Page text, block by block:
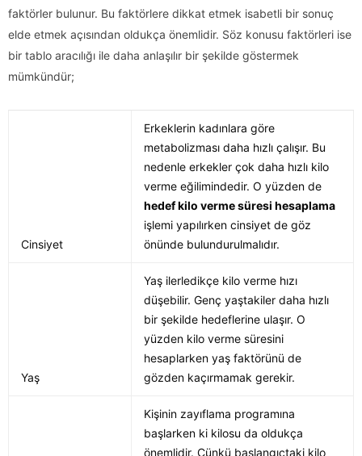
faktörler bulunur. Bu faktörlere dikkat etmek isabetli bir sonuç
elde etmek açısından oldukça önemlidir. Söz konusu faktörleri ise
bir tablo aracılığı ile daha anlaşılır bir şekilde göstermek
mümkündür;
Cinsiyet
Erkeklerin kadınlara göre
metabolizması daha hızlı çalışır. Bu
nedenle erkekler çok daha hızlı kilo
verme eğilimindedir. O yüzden de
hedef kilo verme süresi hesaplama
işlemi yapılırken cinsiyet de göz
önünde bulundurulmalıdır.
Yaş
Yaş ilerledikçe kilo verme hızı
düşebilir. Genç yaştakiler daha hızlı
bir şekilde hedeflerine ulaşır. O
yüzden kilo verme süresini
hesaplarken yaş faktörünü de
gözden kaçırmamak gerekir.
Kişinin zayıflama programına
başlarken ki kilosu da oldukça
önemlidir. Çünkü başlangıçtaki kilo